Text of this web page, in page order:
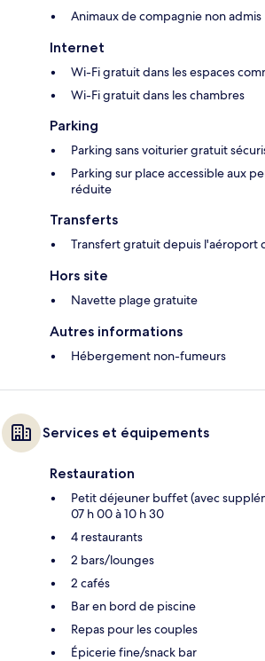
Animaux de compagnie non admis
Internet
Wi-Fi gratuit dans les espaces
Wi-Fi gratuit dans les chambres
Parking
Parking sans voiturier gratuit
Parking sur place accessible aux
réduite
Transferts
Transfert gratuit depuis l'aéroport
Hors site
Navette plage gratuite
Autres informations
Hébergement non-fumeurs
Services et équipements
Restauration
Petit déjeuner buffet (avec
07 h 00 à 10 h 30
4 restaurants
2 bars/lounges
2 cafés
Bar en bord de piscine
Repas pour les couples
Épicerie fine/snack bar